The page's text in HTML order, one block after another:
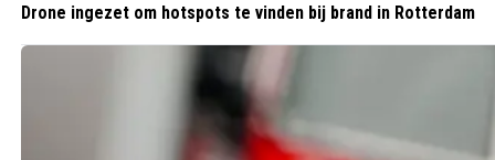
Drone ingezet om hotspots te vinden bij brand in Rotterdam